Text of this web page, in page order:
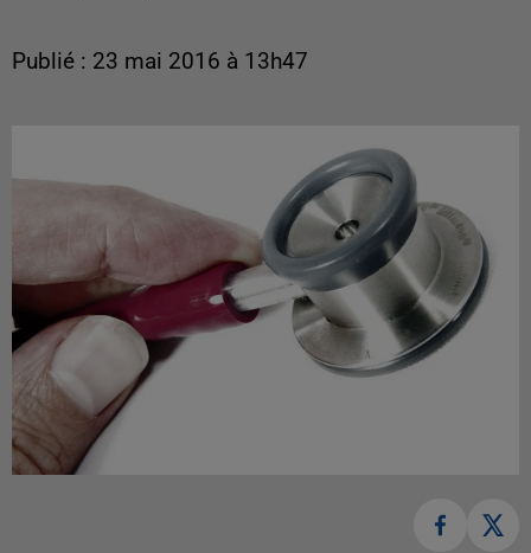
Publié : 23 mai 2016 à 13h47